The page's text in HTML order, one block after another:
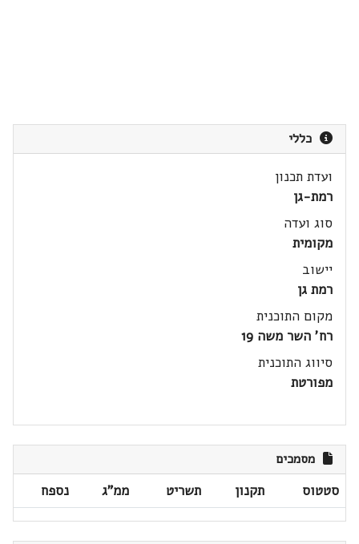
כללי
ועדת תכנון
רמת-גן
סוג ועדה
מקומית
יישוב
רמת גן
מקום התוכנית
רח' השר משה 19
סיווג התוכנית
מפורטת
מסמכים
סטטוס תקנון תשריט ממ"ג נספח